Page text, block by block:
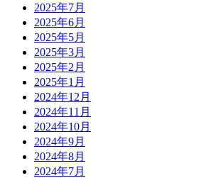
2025年7月
2025年6月
2025年5月
2025年3月
2025年2月
2025年1月
2024年12月
2024年11月
2024年10月
2024年9月
2024年8月
2024年7月